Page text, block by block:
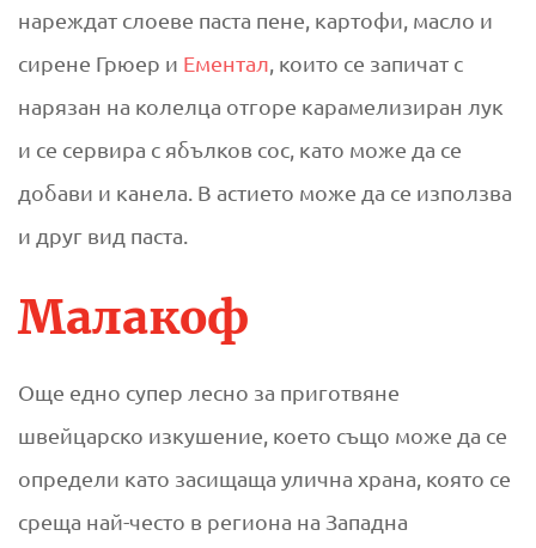
нареждат слоеве паста пене, картофи, масло и
сирене Грюер и Ементал , които се запичат с
нарязан на колелца отгоре карамелизиран лук
и се сервира с ябълков сос, като може да се
добави и канела. В астието може да се използва
и друг вид паста.
Малакоф
Още едно супер лесно за приготвяне
швейцарско изкушение, което също може да се
определи като засищаща улична храна, която се
среща най-често в региона на Западна